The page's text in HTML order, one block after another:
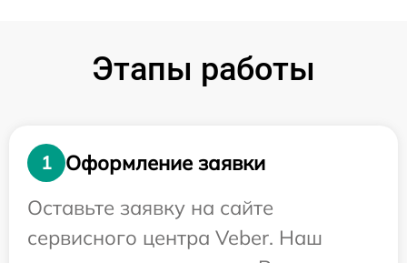
Этапы работы
1
Оформление заявки
Оставьте заявку на сайте
сервисного центра Veber. Наш